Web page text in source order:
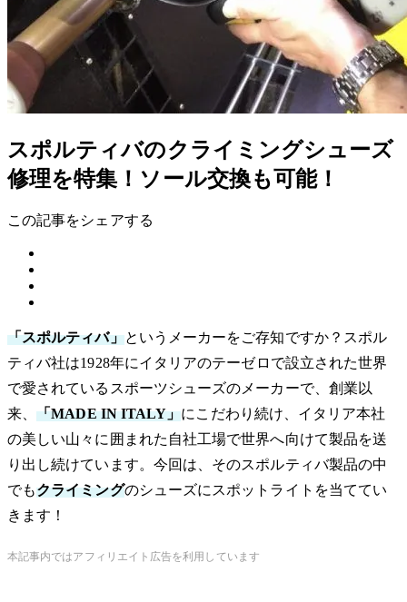
スポルティバのクライミングシューズ
修理を特集！ソール交換も可能！
この記事をシェアする
「スポルティバ」というメーカーをご存知ですか？スポル
ティバ社は1928年にイタリアのテーゼロで設立された世界
で愛されているスポーツシューズのメーカーで、創業以
来、「MADE IN ITALY」にこだわり続け、イタリア本社
の美しい山々に囲まれた自社工場で世界へ向けて製品を送
り出し続けています。今回は、そのスポルティバ製品の中
でもクライミングのシューズにスポットライトを当ててい
きます！
本記事内ではアフィリエイト広告を利用しています